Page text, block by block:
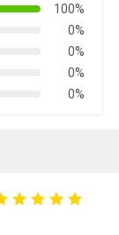
100%
0%
0%
0%
0%